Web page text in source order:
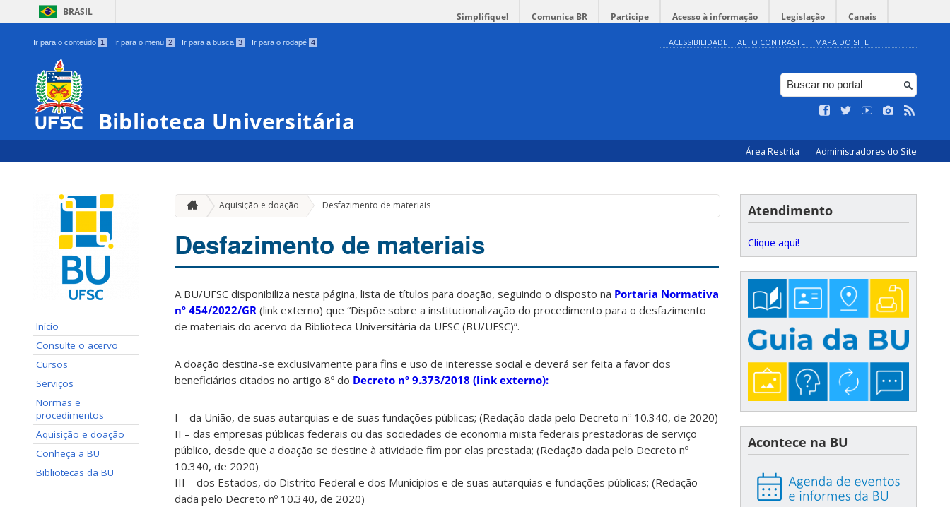
BRASIL Simplifique! Comunica BR Participe Acesso à informação Legislação Canais
Ir para o conteúdo 1 Ir para o menu 2 Ir para a busca 3 Ir para o rodapé 4 ACESSIBILIDADE ALTO CONTRASTE MAPA DO SITE
Biblioteca Universitária
Área Restrita Administradores do Site
Início
Consulte o acervo
Cursos
Serviços
Normas e
procedimentos
Aquisição e doação
Conheça a BU
Bibliotecas da BU
Aquisição e doação Desfazimento de materiais
Desfazimento de materiais
A BU/UFSC disponibiliza nesta página, lista de títulos para doação, seguindo o disposto na Portaria Normativa
nº 454/2022/GR (link externo) que “Dispõe sobre a institucionalização do procedimento para o desfazimento
de materiais do acervo da Biblioteca Universitária da UFSC (BU/UFSC)”.
A doação destina-se exclusivamente para fins e uso de interesse social e deverá ser feita a favor dos
beneficiários citados no artigo 8º do Decreto nº 9.373/2018 (link externo):
I – da União, de suas autarquias e de suas fundações públicas; (Redação dada pelo Decreto nº 10.340, de 2020)
II – das empresas públicas federais ou das sociedades de economia mista federais prestadoras de serviço
público, desde que a doação se destine à atividade fim por elas prestada; (Redação dada pelo Decreto nº
10.340, de 2020)
III – dos Estados, do Distrito Federal e dos Municípios e de suas autarquias e fundações públicas; (Redação
dada pelo Decreto nº 10.340, de 2020)
Atendimento
Clique aqui!
Acontece na BU